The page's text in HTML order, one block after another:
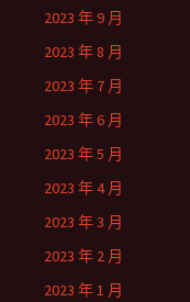
2023 年 9 月
2023 年 8 月
2023 年 7 月
2023 年 6 月
2023 年 5 月
2023 年 4 月
2023 年 3 月
2023 年 2 月
2023 年 1 月